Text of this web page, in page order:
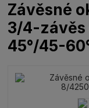
Závěsné
3/4-závěs
45°/45-